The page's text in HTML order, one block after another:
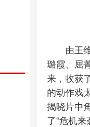
由王
璐霞、屈
来，收获
的动作戏
揭晓片中
了“危机